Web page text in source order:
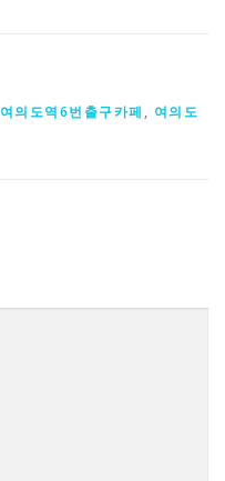
여의도역6번출구카페 , 여의도